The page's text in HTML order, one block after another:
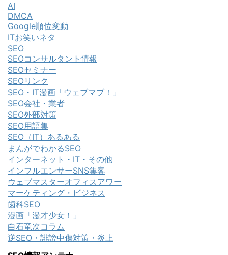
AI
DMCA
Google順位変動
ITお笑いネタ
SEO
SEOコンサルタント情報
SEOセミナー
SEOリンク
SEO・IT漫画「ウェブマブ！」
SEO会社・業者
SEO外部対策
SEO用語集
SEO（IT）あるある
まんがでわかるSEO
インターネット・IT・その他
インフルエンサーSNS集客
ウェブマスターオフィスアワー
マーケティング・ビジネス
歯科SEO
漫画「漫才少女！」
白石竜次コラム
逆SEO・誹謗中傷対策・炎上